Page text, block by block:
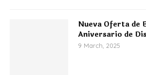
Nueva Oferta de
Aniversario de
9 March, 2025